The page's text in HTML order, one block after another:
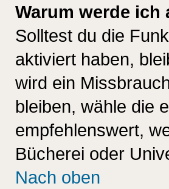
Warum werde
Solltest du die
aktiviert haben,
wird ein
bleiben, wähle die
empfehlenswert,
Bücherei oder
Nach oben